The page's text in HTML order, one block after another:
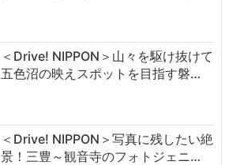
＜Drive! NIPPON＞山々を駆け抜けて
五色沼の映えスポットを目指す磐…
＜Drive! NIPPON＞写真に残したい絶
景！三豊～観音寺のフォトジェニ…